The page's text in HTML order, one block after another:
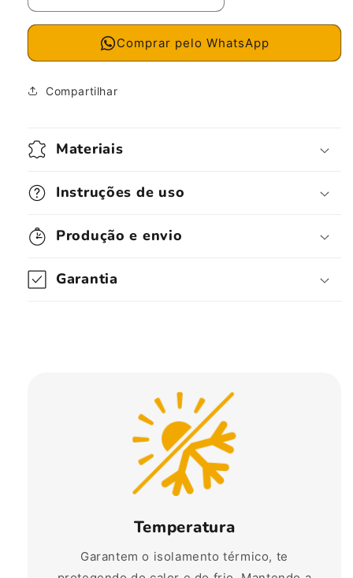
Comprar pelo WhatsApp
Compartilhar
Materiais
Instruções de uso
Produção e envio
Garantia
Temperatura
Garantem o isolamento térmico, te